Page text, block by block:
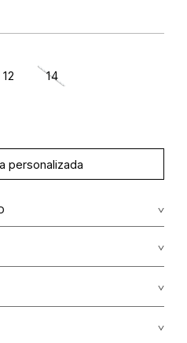
12 14
personalizada
44% elastano 3%
polyamide44.00%
poliéster/polyester
(w) planchar con vapor
Master Card y American